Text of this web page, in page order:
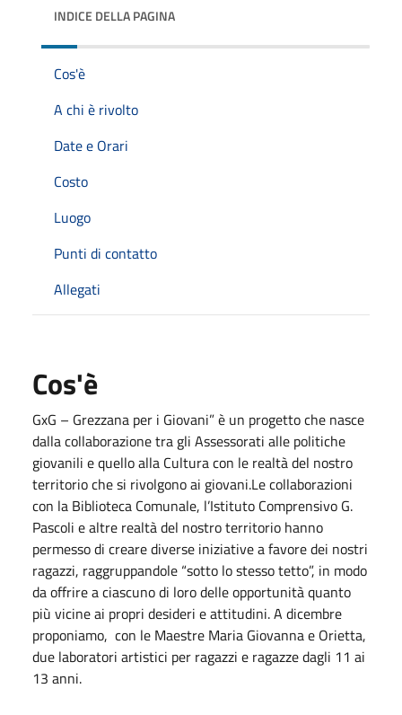
INDICE DELLA PAGINA
Cos'è
A chi è rivolto
Date e Orari
Costo
Luogo
Punti di contatto
Allegati
Cos'è
GxG – Grezzana per i Giovani” è un progetto che nasce
dalla collaborazione tra gli Assessorati alle politiche
giovanili e quello alla Cultura con le realtà del nostro
territorio che si rivolgono ai giovani.Le collaborazioni
con la Biblioteca Comunale, l’Istituto Comprensivo G.
Pascoli e altre realtà del nostro territorio hanno
permesso di creare diverse iniziative a favore dei nostri
ragazzi, raggruppandole “sotto lo stesso tetto”, in modo
da offrire a ciascuno di loro delle opportunità quanto
più vicine ai propri desideri e attitudini. A dicembre
proponiamo, con le Maestre Maria Giovanna e Orietta,
due laboratori artistici per ragazzi e ragazze dagli 11 ai
13 anni.